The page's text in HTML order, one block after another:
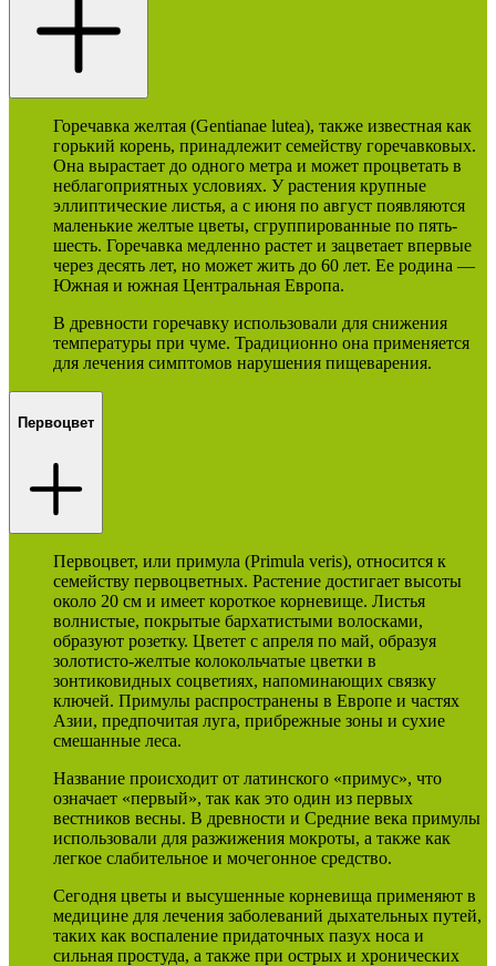
Горечавка желтая (Gentianae lutea), также известная как
горький корень, принадлежит семейству горечавковых.
Она вырастает до одного метра и может процветать в
неблагоприятных условиях. У растения крупные
эллиптические листья, а с июня по август появляются
маленькие желтые цветы, сгруппированные по пять-
шесть. Горечавка медленно растет и зацветает впервые
через десять лет, но может жить до 60 лет. Ее родина —
Южная и южная Центральная Европа.
В древности горечавку использовали для снижения
температуры при чуме. Традиционно она применяется
для лечения симптомов нарушения пищеварения.
Первоцвет
Первоцвет, или примула (Primula veris), относится к
семейству первоцветных. Растение достигает высоты
около 20 см и имеет короткое корневище. Листья
волнистые, покрытые бархатистыми волосками,
образуют розетку. Цветет с апреля по май, образуя
золотисто-желтые колокольчатые цветки в
зонтиковидных соцветиях, напоминающих связку
ключей. Примулы распространены в Европе и частях
Азии, предпочитая луга, прибрежные зоны и сухие
смешанные леса.
Название происходит от латинского «примус», что
означает «первый», так как это один из первых
вестников весны. В древности и Средние века примулы
использовали для разжижения мокроты, а также как
легкое слабительное и мочегонное средство.
Сегодня цветы и высушенные корневища применяют в
медицине для лечения заболеваний дыхательных путей,
таких как воспаление придаточных пазух носа и
сильная простуда, а также при острых и хронических